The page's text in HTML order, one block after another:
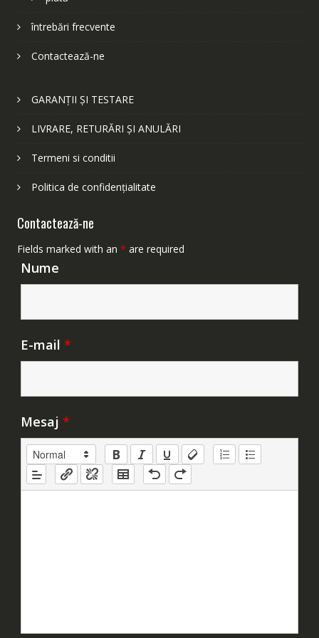
întrebări frecvente
Contactează-ne
GARANȚII ȘI TESTARE
LIVRARE, RETURĂRI ȘI ANULĂRI
Termeni si conditii
Politica de confidențialitate
Contactează-ne
Fields marked with an * are required
Nume
E-mail *
Mesaj *